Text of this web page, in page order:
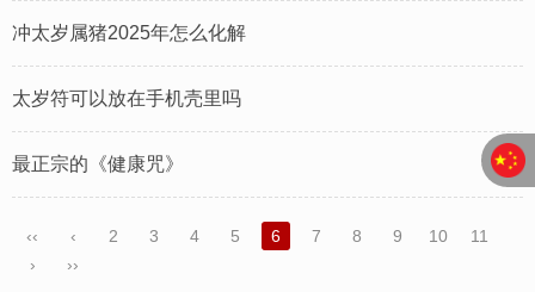
冲太岁属猪2025年怎么化解
太岁符可以放在手机壳里吗
最正宗的《健康咒》
‹‹ ‹ 2 3 4 5 6 7 8 9 10
11
›
››